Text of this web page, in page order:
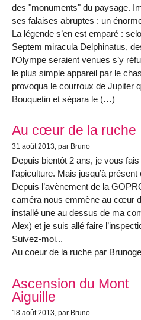
des "monuments" du paysage.
ses falaises abruptes : un
La légende s’en est emparé :
Septem miracula Delphinatus,
l’Olympe seraient venues s’y
le plus simple appareil par le
provoqua le courroux de Jupiter
Bouquetin et sépara le (…)
Au cœur de la ruche
31 août 2013, par Bruno
Depuis bientôt 2 ans, je vous
l’apiculture. Mais jusqu’à
Depuis l’avènement de la
caméra nous emmène au cœur
installé une au dessus de ma
Alex) et je suis allé faire
Suivez-moi...
Au coeur de la ruche par
Ascension du Mont
Aiguille
18 août 2013, par Bruno